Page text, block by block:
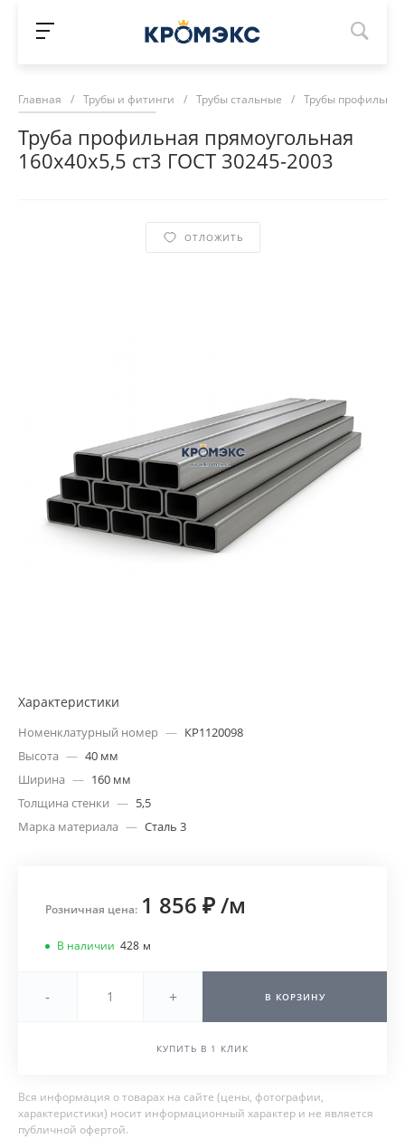
Главная / Трубы и фитинги / Трубы стальные / Трубы
Труба профильная прямоугольная
160х40х5,5 ст3 ГОСТ 30245-2003
ОТЛОЖИТЬ
Характеристики
Номенклатурный номер — КР1120098
Высота — 40 мм
Ширина — 160 мм
Толщина стенки — 5,5
Марка материала — Сталь 3
Розничная цена: 1 856 ₽/м
В наличии 428 м
- + В КОРЗИНУ
КУПИТЬ В 1 КЛИК
Вся информация о товарах на сайте (цены, фотографии,
характеристики) носит информационный характер и не является
публичной офертой.